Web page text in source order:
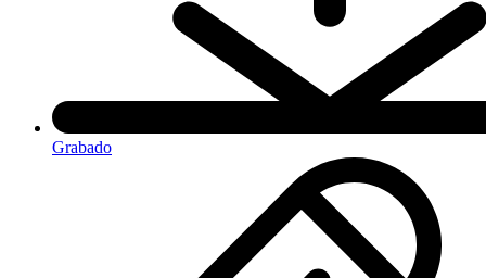
Grabado